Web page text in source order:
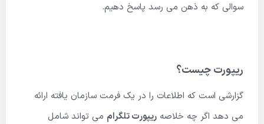
سوالی که به ذهن می رسد پاسخ دهیم.
ریپورت چیست؟
گزارشی است که اطلاعات را در یک فرمت سازمان یافته ارائه
می دهد اگر چه خلاصه ریپورت تلگرام می تواند شامل